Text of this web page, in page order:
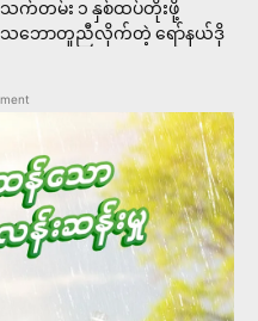
သက်တမ်း ၁ နှစ်ထပ်တိုးဖို့
သဘောတူညီလိုက်တဲ့ ရော်နယ်ဒို